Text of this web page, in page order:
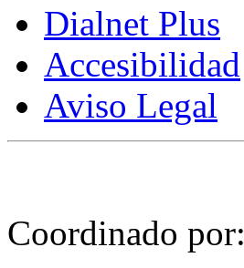
Dialnet Plus
Accesibilidad
Aviso Legal
Coordinado por: